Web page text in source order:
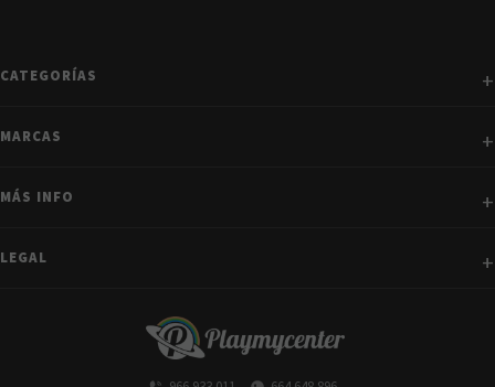
CATEGORÍAS
MARCAS
MÁS INFO
LEGAL